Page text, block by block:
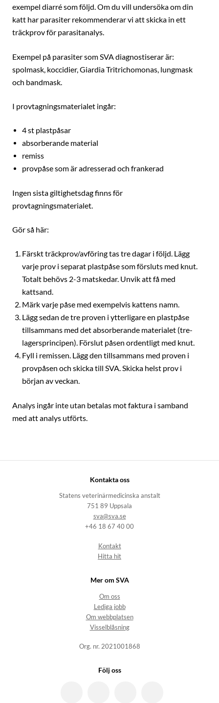
exempel diarré som följd. Om du vill undersöka om din
katt har parasiter rekommenderar vi att skicka in ett
träckprov för parasitanalys.
Exempel på parasiter som SVA diagnostiserar är:
spolmask, koccidier, Giardia Tritrichomonas, lungmask
och bandmask.
I provtagningsmaterialet ingår:
4 st plastpåsar
absorberande material
remiss
provpåse som är adresserad och frankerad
Ingen sista giltighetsdag finns för
provtagningsmaterialet.
Gör så här:
Färskt träckprov/avföring tas tre dagar i följd. Lägg
varje prov i separat plastpåse som försluts med knut.
Totalt behövs 2-3 matskedar. Unvik att få med
kattsand.
Märk varje påse med exempelvis kattens namn.
Lägg sedan de tre proven i ytterligare en plastpåse
tillsammans med det absorberande materialet (tre-
lagersprincipen). Förslut påsen ordentligt med knut.
Fyll i remissen. Lägg den tillsammans med proven i
provpåsen och skicka till SVA. Skicka helst prov i
början av veckan.
Analys ingår inte utan betalas mot faktura i samband
med att analys utförts.
Kontakta oss
Statens veterinärmedicinska anstalt
751 89 Uppsala
sva@sva.se
+46 18 67 40 00
Kontakt
Hitta hit
Mer om SVA
Om oss
Lediga jobb
Om webbplatsen
Visselblåsning
Org. nr. 2021001868
Följ oss